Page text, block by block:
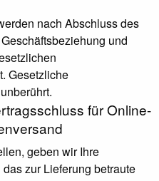
nach Abschluss des
und
Gesetzliche
für Online-
geben wir Ihre
zur Lieferung betraute